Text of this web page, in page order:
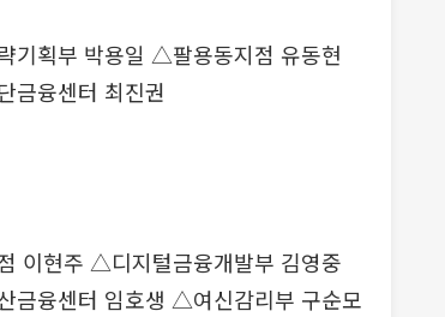
획부 박용일 △팔용동지점 유동현
융센터 최진권
이현주 △디지털금융개발부 김영중
융센터 임호생 △여신감리부 구순모